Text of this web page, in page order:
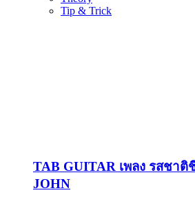
Tip & Trick
TAB GUITAR เพลง รสชา
JOHN